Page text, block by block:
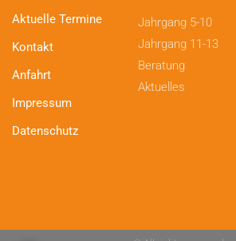
Aktuelle Termine
Kontakt
Anfahrt
Impressum
Datenschutz
Jahrgang 5-10
Jahrgang 11-13
Beratung
Aktuelles